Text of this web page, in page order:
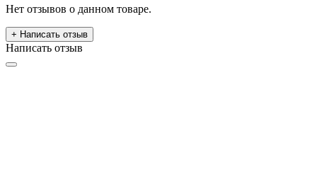
Нет отзывов о данном товаре.
+ Написать отзыв
Написать отзыв